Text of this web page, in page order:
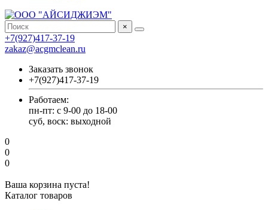
×
+7(927)417-37-19
zakaz@acgmclean.ru
Заказать звонок
+7(927)417-37-19
Работаем:
пн-пт: с 9-00 до 18-00
суб, воск: выходной
0
0
0
Ваша корзина пуста!
Каталог товаров